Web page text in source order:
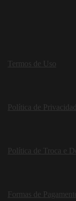
Termos de Uso
Política de
Política de Troca e
Formas de